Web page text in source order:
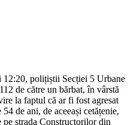
polițiștii Secției 5 Urbane
de către un bărbat, în vârstă
la faptul că ar fi fost agresat
de ani, de aceeași cetățenie,
strada Constructorilor din